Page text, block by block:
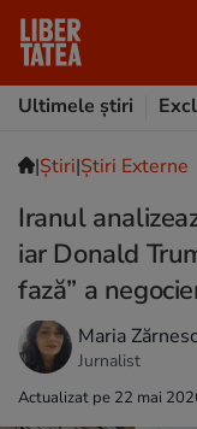
Ultimele știri
|Ştiri|Știri Externe
Iranul
iar Donald
fază” a
Maria
Jurnalist
Actualizat pe 22 mai